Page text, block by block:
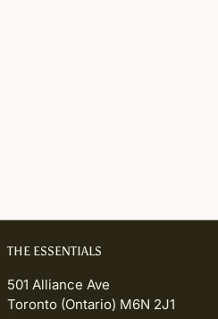
THE ESSENTIALS
501 Alliance Ave
Toronto (Ontario) M6N 2J1